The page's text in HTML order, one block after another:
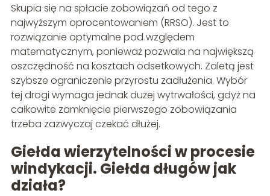
Skupia się na spłacie zobowiązań od tego z
najwyższym oprocentowaniem (RRSO). Jest to
rozwiązanie optymalne pod względem
matematycznym, ponieważ pozwala na największą
oszczędność na kosztach odsetkowych. Zaletą jest
szybsze ograniczenie przyrostu zadłużenia. Wybór
tej drogi wymaga jednak dużej wytrwałości, gdyż na
całkowite zamknięcie pierwszego zobowiązania
trzeba zazwyczaj czekać dłużej.
Giełda wierzytelności w procesie
windykacji. Giełda długów jak
działa?